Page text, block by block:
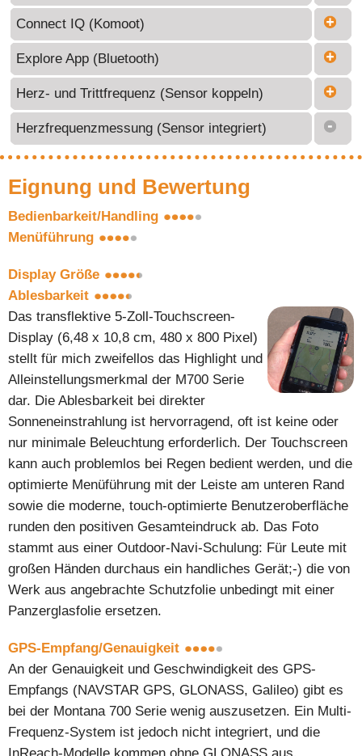
Connect IQ (Komoot)
Explore App (Bluetooth)
Herz- und Trittfrequenz (Sensor koppeln)
Herzfrequenzmessung (Sensor integriert)
Eignung und Bewertung
Bedienbarkeit/Handling
Menüführung
Display Größe
Ablesbarkeit
Das transflektive 5-Zoll-Touchscreen-
Display (6,48 x 10,8 cm, 480 x 800 Pixel)
stellt für mich zweifellos das Highlight und
Alleinstellungsmerkmal der M700 Serie
dar. Die Ablesbarkeit bei direkter
Sonneneinstrahlung ist hervorragend, oft ist keine oder
nur minimale Beleuchtung erforderlich. Der Touchscreen
kann auch problemlos bei Regen bedient werden, und die
optimierte Menüführung mit der Leiste am unteren Rand
sowie die moderne, touch-optimierte Benutzeroberfläche
runden den positiven Gesamteindruck ab. Das Foto
stammt aus einer Outdoor-Navi-Schulung: Für Leute mit
großen Händen durchaus ein handliches Gerät;-) die von
Werk aus angebrachte Schutzfolie unbedingt mit einer
Panzerglasfolie ersetzen.
GPS-Empfang/Genauigkeit
An der Genauigkeit und Geschwindigkeit des GPS-
Empfangs (NAVSTAR GPS, GLONASS, Galileo) gibt es
bei der Montana 700 Serie wenig auszusetzen. Ein Multi-
Frequenz-System ist jedoch nicht integriert, und die